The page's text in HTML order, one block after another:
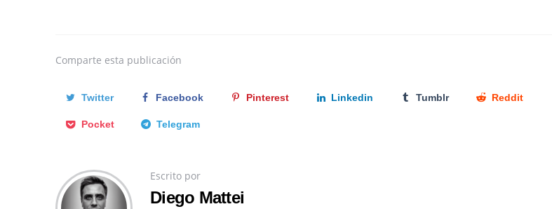
Comparte esta publicación
Twitter Facebook Pinterest Linkedin Tumblr Reddit
Pocket Telegram
Escrito por
Diego Mattei